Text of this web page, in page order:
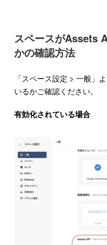
スペースがAssets
かの確認方法
「スペース設定 > 一般」
いるかご確認ください。
有効化されている場合